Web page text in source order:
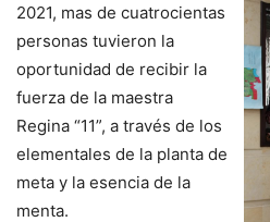
2021, mas de cuatrocientas
personas tuvieron la
oportunidad de recibir la
fuerza de la maestra
Regina “11”, a través de los
elementales de la planta de
meta y la esencia de la
menta.